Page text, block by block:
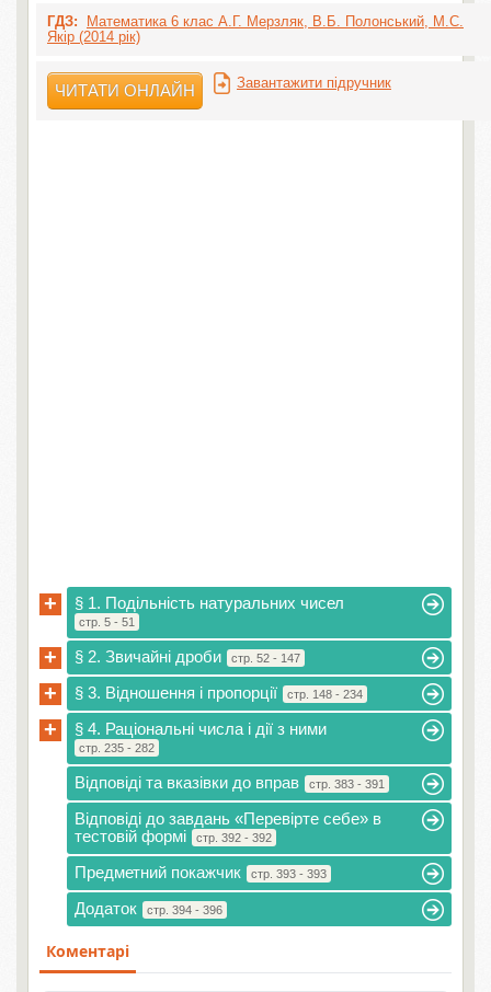
ГДЗ:
Математика 6 клас А.Г. Мерзляк, В.Б. Полонський, М.С.
Якір (2014 рік)
ЧИТАТИ ОНЛАЙН Завантажити підручник
+ § 1. Подільність натуральних чисел
стр. 5 - 51
+ § 2. Звичайні дроби стр. 52 - 147
+ § 3. Відношення і пропорції стр. 148 - 234
+ § 4. Раціональні числа і дії з ними
стр. 235 - 282
Відповіді та вказівки до вправ стр. 383 - 391
Відповіді до завдань «Перевірте себе» в
тестовій формі
стр. 392 - 392
Предметний покажчик стр. 393 - 393
Додаток стр. 394 - 396